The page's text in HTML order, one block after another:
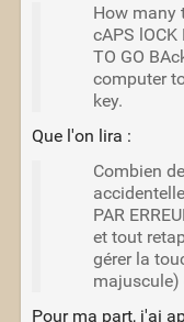
How many
cAPS lOCK
TO GO
computer
key.
Que l'on lira :
Combien
PAR
et tout
gérer la
Pour ma part, j'ai